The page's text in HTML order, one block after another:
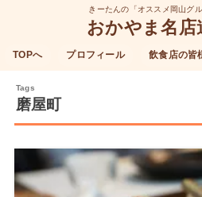
きーたんの「オススメ岡山グ
おかやま名店
TOPへ プロフィール 飲食店の皆
磨屋町